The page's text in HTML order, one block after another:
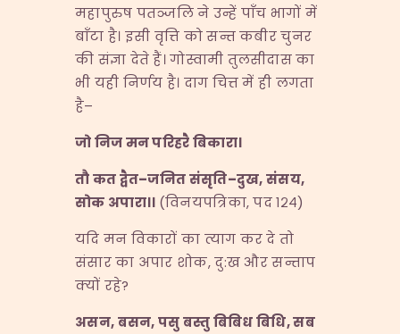
महापुरुष पतञ्जलि ने उन्हें पाँच भागों में
बाँटा है। इसी वृत्ति को सन्त कबीर चुनर
की संज्ञा देते हैं। गोस्वामी तुलसीदास का
भी यही निर्णय है। दाग चित्त में ही लगता
है–
जो निज मन परिहरै बिकारा।
तौ कत द्वैत–जनित संसृति–दुख,संसय,
सोक अपारा।। (विनयपत्रिका, पद १२४)
यदि मन विकारों का त्याग कर दे तो
संसार का अपार शोक, दु:ख और सन्ताप
क्यों रहे?
असन,बसन,पसु बस्तु बिबिध बिधि,सब